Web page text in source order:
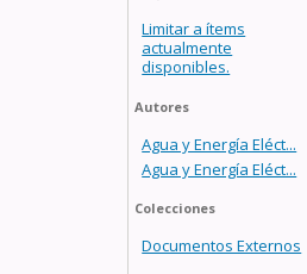
Limitar a ítems
actualmente
disponibles.
Autores
Agua y Energía Eléct...
Agua y Energía Eléct...
Colecciones
Documentos Externos